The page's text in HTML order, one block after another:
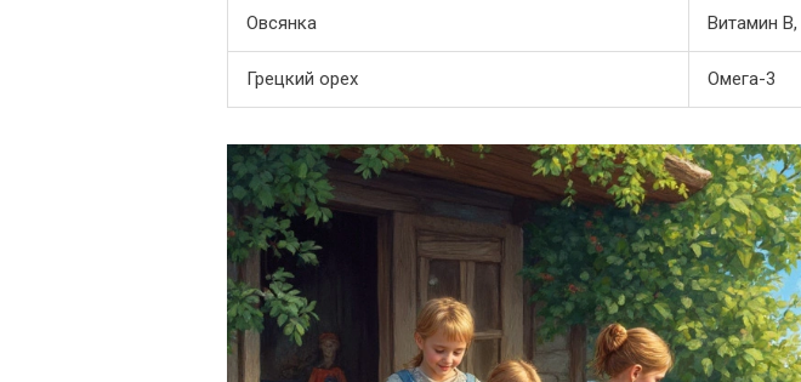
Овсянка Витамин
Грецкий орех Омега-3